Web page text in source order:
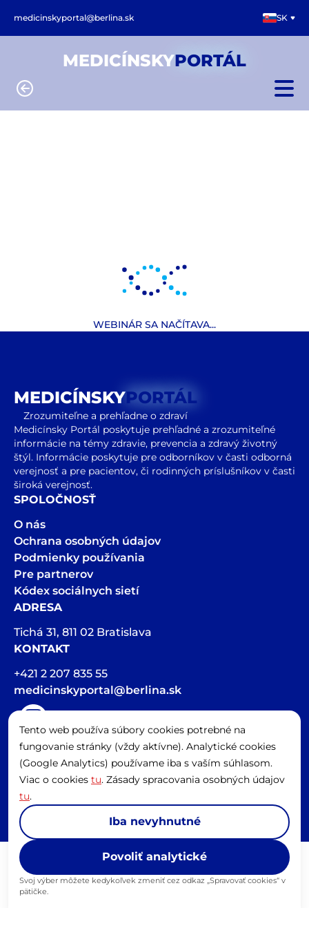
medicinskyportal@berlina.sk SK
MEDICÍNSKYPORTÁL
WEBINÁR SA NAČÍTAVA...
Tento web používa súbory cookies potrebné na
fungovanie stránky (vždy aktívne). Analytické cookies
(Google Analytics) používame iba s vaším súhlasom.
Viac o cookies tu. Zásady spracovania osobných údajov
tu.
Iba nevyhnutné
Povoliť analytické
Svoj výber môžete kedykoľvek zmeniť cez odkaz „Spravovať cookies“ v
pätičke.
MEDICÍNSKYPORTÁL
Zrozumiteľne a prehľadne o zdraví
Medicínsky Portál poskytuje prehľadné a zrozumiteľné
informácie na témy zdravie, prevencia a zdravý životný
štýl. Informácie poskytuje pre odborníkov v časti odborná
verejnosť a pre pacientov, či rodinných príslušníkov v časti
široká verejnosť.
SPOLOČNOSŤ
O nás
Ochrana osobných údajov
Podmienky používania
Pre partnerov
Kódex sociálnych sietí
ADRESA
Tichá 31, 811 02 Bratislava
KONTAKT
+421 2 207 835 55
medicinskyportal@berlina.sk
Hlasová stopa v článkoch bola vygenerovaná pomocou AI
Spravovať cookies